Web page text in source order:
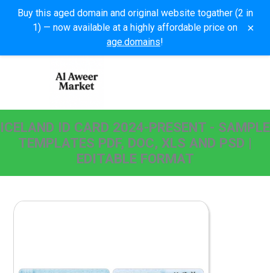
Buy this aged domain and original website togather (2 in
1) — now available at a highly affordable price on
age.domains!
×
ICELAND ID CARD 2024-PRESENT - SAMPLE
TEMPLATES PDF, DOC, XLS AND PSD |
EDITABLE FORMAT